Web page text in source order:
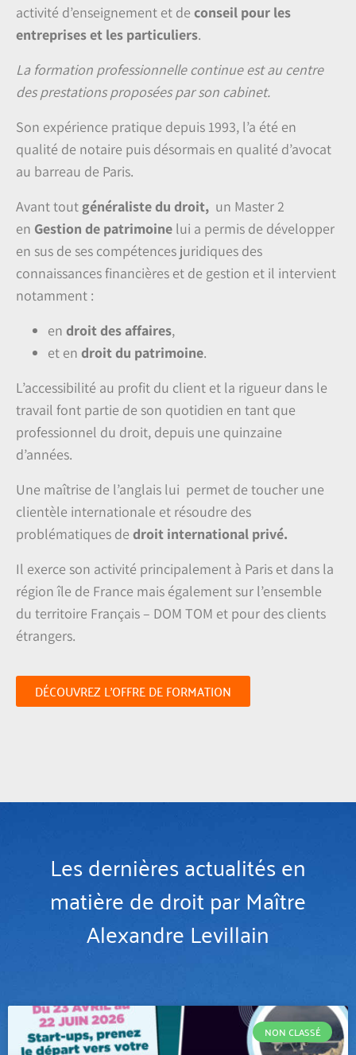
activité d’enseignement et de conseil pour les
entreprises et les particuliers.
La formation professionnelle continue est au centre
des prestations proposées par son cabinet.
Son expérience pratique depuis 1993, l’a été en
qualité de notaire puis désormais en qualité d’avocat
au barreau de Paris.
Avant tout généraliste du droit, un Master 2
en Gestion de patrimoine lui a permis de développer
en sus de ses compétences juridiques des
connaissances financières et de gestion et il intervient
notamment :
en droit des affaires,
et en droit du patrimoine.
L’accessibilité au profit du client et la rigueur dans le
travail font partie de son quotidien en tant que
professionnel du droit, depuis une quinzaine
d’années.
Une maîtrise de l’anglais lui permet de toucher une
clientèle internationale et résoudre des
problématiques de droit international privé.
Il exerce son activité principalement à Paris et dans la
région île de France mais également sur l’ensemble
du territoire Français – DOM TOM et pour des clients
étrangers.
DÉCOUVREZ L'OFFRE DE FORMATION
Les dernières actualités en
matière de droit par Maître
Alexandre Levillain
NON CLASSÉ